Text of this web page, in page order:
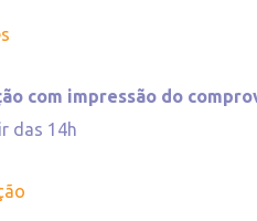
com impressão do
das 14h